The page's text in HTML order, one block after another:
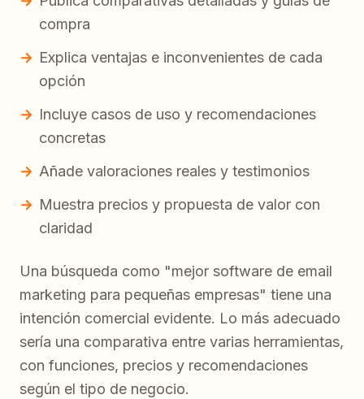
compra
Explica ventajas e inconvenientes de cada
opción
Incluye casos de uso y recomendaciones
concretas
Añade valoraciones reales y testimonios
Muestra precios y propuesta de valor con
claridad
Una búsqueda como "mejor software de email
marketing para pequeñas empresas" tiene una
intención comercial evidente. Lo más adecuado
sería una comparativa entre varias herramientas,
con funciones, precios y recomendaciones
según el tipo de negocio.